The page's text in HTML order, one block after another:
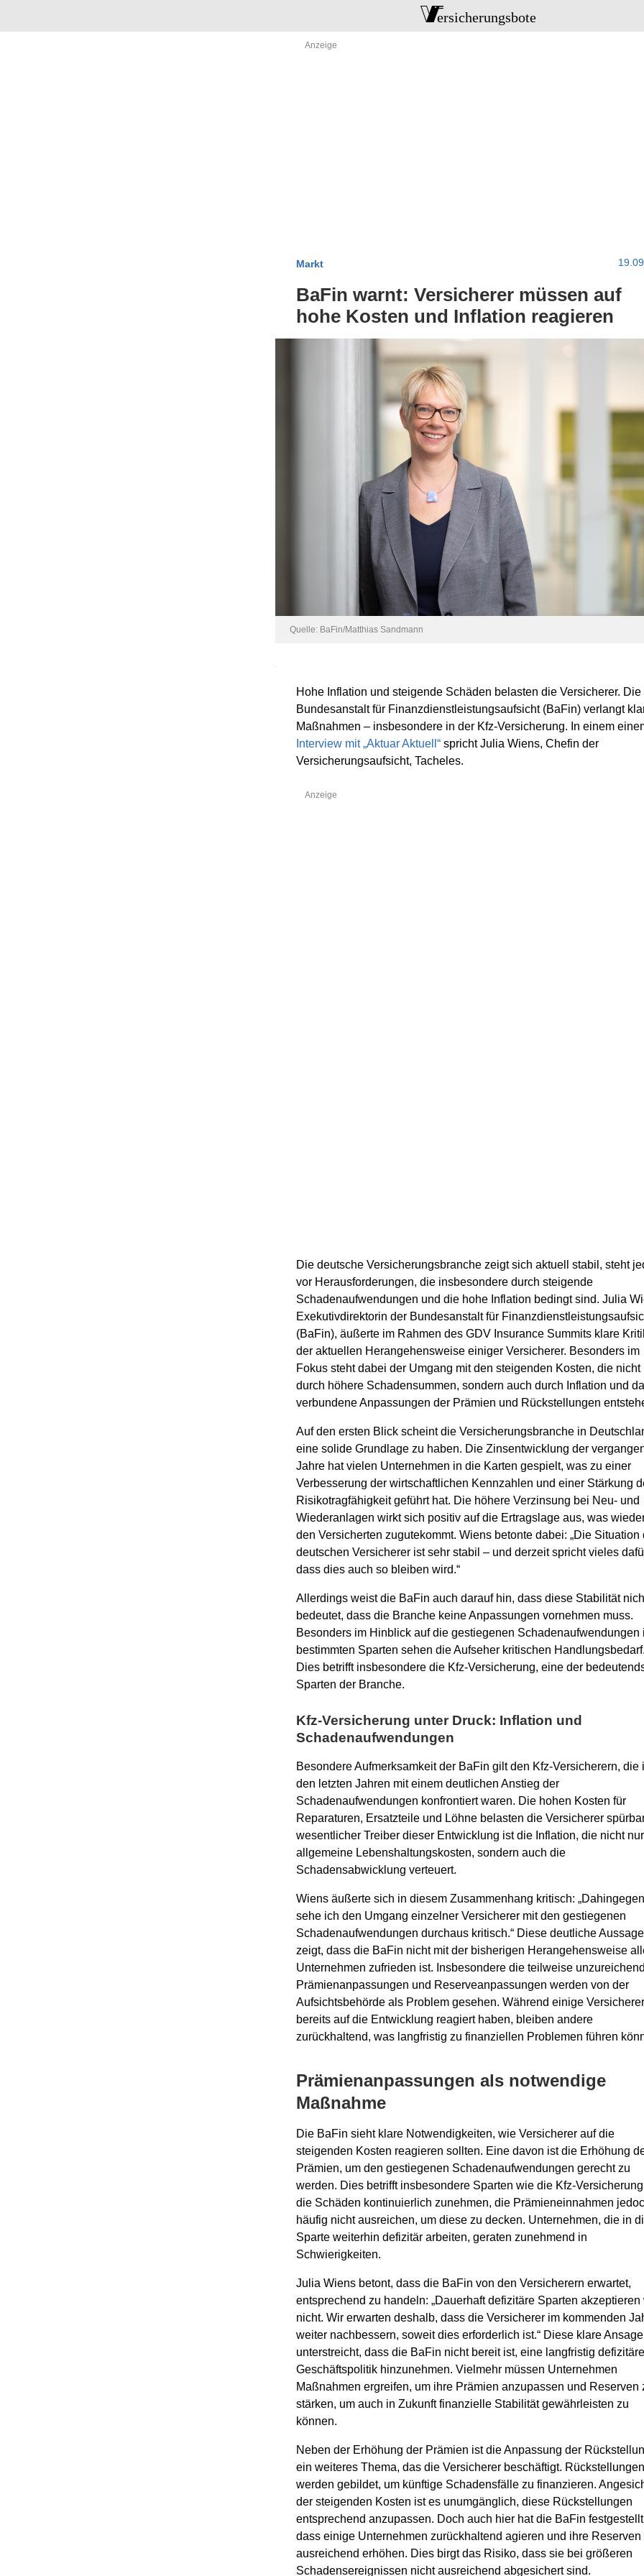
Markt
BaFin warnt: Versicherer müssen auf
hohe Kosten und Inflation reagieren
Quelle: BaFin/Matthias Sandmann
Hohe Inflation und steigende Schäden belasten die Versicherer. Die
Bundesanstalt für Finanzdienstleistungsaufsicht (BaFin) verlangt
Maßnahmen – insbesondere in der Kfz-Versicherung. In einem
Interview mit „Aktuar Aktuell“spricht Julia Wiens, Chefin der
Versicherungsaufsicht, Tacheles.
Die deutsche Versicherungsbranche zeigt sich aktuell stabil, steht
vor Herausforderungen, die insbesondere durch steigende
Schadenaufwendungen und die hohe Inflation bedingt sind. Julia
Exekutivdirektorin der Bundesanstalt für
(BaFin), äußerte im Rahmen des GDV Insurance Summits klare
der aktuellen Herangehensweise einiger Versicherer. Besonders im
Fokus steht dabei der Umgang mit den steigenden Kosten, die nicht
durch höhere Schadensummen, sondern auch durch Inflation und
verbundene Anpassungen der Prämien und Rückstellungen
Auf den ersten Blick scheint die Versicherungsbranche in
eine solide Grundlage zu haben. Die Zinsentwicklung der
Jahre hat vielen Unternehmen in die Karten gespielt, was zu einer
Verbesserung der wirtschaftlichen Kennzahlen und einer Stärkung
Risikotragfähigkeit geführt hat. Die höhere Verzinsung bei Neu- und
Wiederanlagen wirkt sich positiv auf die Ertragslage aus, was
den Versicherten zugutekommt. Wiens betonte dabei: „Die Situation
deutschen Versicherer ist sehr stabil – und derzeit spricht vieles
dass dies auch so bleiben wird.“
Allerdings weist die BaFin auch darauf hin, dass diese Stabilität
bedeutet, dass die Branche keine Anpassungen vornehmen muss.
Besonders im Hinblick auf die gestiegenen Schadenaufwendungen
bestimmten Sparten sehen die Aufseher kritischen
Dies betrifft insbesondere die Kfz-Versicherung, eine der
Sparten der Branche.
Kfz-Versicherung unter Druck: Inflation und
Schadenaufwendungen
Besondere Aufmerksamkeit der BaFin gilt den Kfz-Versicherern, die
den letzten Jahren mit einem deutlichen Anstieg der
Schadenaufwendungen konfrontiert waren. Die hohen Kosten für
Reparaturen, Ersatzteile und Löhne belasten die Versicherer
wesentlicher Treiber dieser Entwicklung ist die Inflation, die nicht nur
allgemeine Lebenshaltungskosten, sondern auch die
Schadensabwicklung verteuert.
Wiens äußerte sich in diesem Zusammenhang kritisch: „Dahingegen
sehe ich den Umgang einzelner Versicherer mit den gestiegenen
Schadenaufwendungen durchaus kritisch.“ Diese deutliche Aussage
zeigt, dass die BaFin nicht mit der bisherigen Herangehensweise
Unternehmen zufrieden ist. Insbesondere die teilweise
Prämienanpassungen und Reserveanpassungen werden von der
Aufsichtsbehörde als Problem gesehen. Während einige Versicherer
bereits auf die Entwicklung reagiert haben, bleiben andere
zurückhaltend, was langfristig zu finanziellen Problemen führen
Prämienanpassungen als notwendige
Maßnahme
Die BaFin sieht klare Notwendigkeiten, wie Versicherer auf die
steigenden Kosten reagieren sollten. Eine davon ist die Erhöhung
Prämien, um den gestiegenen Schadenaufwendungen gerecht zu
werden. Dies betrifft insbesondere Sparten wie die Kfz-
die Schäden kontinuierlich zunehmen, die Prämieneinnahmen
häufig nicht ausreichen, um diese zu decken. Unternehmen, die in
Sparte weiterhin defizitär arbeiten, geraten zunehmend in
Schwierigkeiten.
Julia Wiens betont, dass die BaFin von den Versicherern erwartet,
entsprechend zu handeln: „Dauerhaft defizitäre Sparten akzeptieren
nicht. Wir erwarten deshalb, dass die Versicherer im kommenden
weiter nachbessern, soweit dies erforderlich ist.“ Diese klare Ansage
unterstreicht, dass die BaFin nicht bereit ist, eine langfristig defizitäre
Geschäftspolitik hinzunehmen. Vielmehr müssen Unternehmen
Maßnahmen ergreifen, um ihre Prämien anzupassen und Reserven
stärken, um auch in Zukunft finanzielle Stabilität gewährleisten zu
können.
Neben der Erhöhung der Prämien ist die Anpassung der
ein weiteres Thema, das die Versicherer beschäftigt. Rückstellungen
werden gebildet, um künftige Schadensfälle zu finanzieren.
der steigenden Kosten ist es unumgänglich, diese Rückstellungen
entsprechend anzupassen. Doch auch hier hat die BaFin
dass einige Unternehmen zurückhaltend agieren und ihre Reserven
ausreichend erhöhen. Dies birgt das Risiko, dass sie bei größeren
Schadensereignissen nicht ausreichend abgesichert sind.